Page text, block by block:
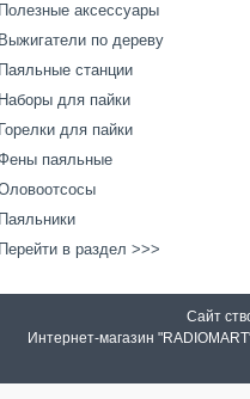
Полезные аксессуары
Выжигатели по дереву
Паяльные станции
Наборы для пайки
Горелки для пайки
паяльные
Паяльники
Перейти в раздел >>>
Сайт